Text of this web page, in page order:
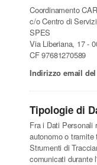
Coordinamento
c/o Centro di
SPES
Via Liberiana, 17 -
CF 97681270589
Indirizzo email
Tipologie di
Fra i Dati Personali
autonomo o
Strumenti di
comunicati durante